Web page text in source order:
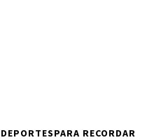
DEPORTESPARA RECORDAR